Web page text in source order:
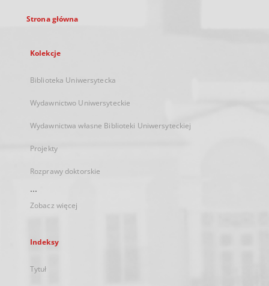
Strona główna
Kolekcje
Biblioteka Uniwersytecka
Wydawnictwo Uniwersyteckie
Wydawnictwa własne Biblioteki Uniwersyteckiej
Projekty
Rozprawy doktorskie
...
Zobacz więcej
Indeksy
Tytuł